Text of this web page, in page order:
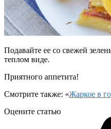
Подавайте ее со свежей
теплом виде.
Приятного аппетита!
Смотрите также: «Жаркое в
Оцените статью